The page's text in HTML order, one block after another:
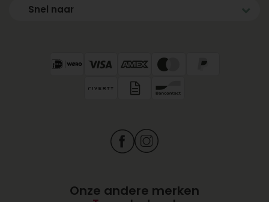
Snel naar
Onze andere merken